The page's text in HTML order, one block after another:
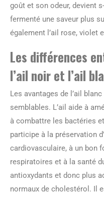
goût et son odeur, devient
fermenté une saveur plus
également l’ail rose, violet
Les différences
l’ail noir et l’ail
Les avantages de l’ail
semblables. L’ail aide à
à combattre les bactéries
participe à la préservation
cardiovasculaire, à un bon
respiratoires et à la santé
antioxydants et donc plus
normaux de cholestérol. Il